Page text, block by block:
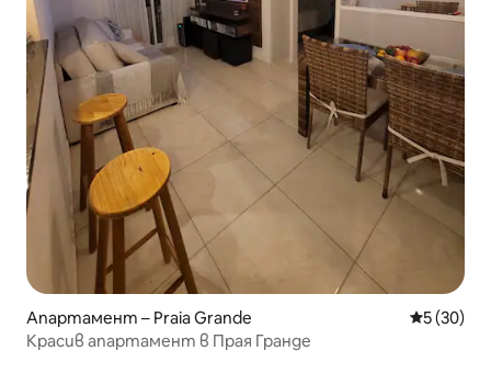
Апартамент – Praia Grande Средна
5 (30)
Красив апартамент в Прая Гранде